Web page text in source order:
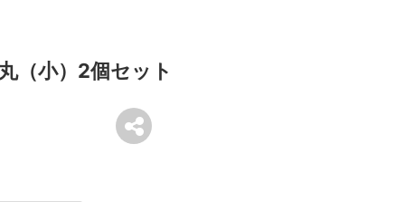
（小）2個セット